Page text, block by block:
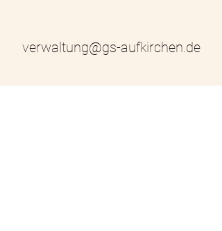
verwaltung@gs-aufkirchen.de